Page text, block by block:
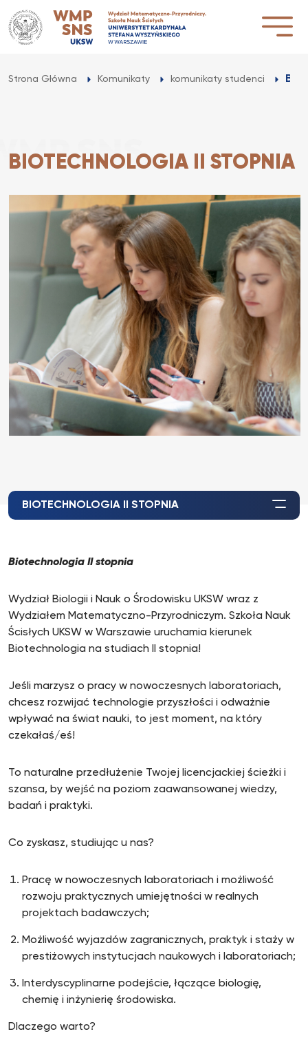
Przejdź
do
treści
Strona Główna Komunikaty komunikaty studenci
BIOTECHNOLOGIA II STOPNIA
BIOTECHNOLOGIA II STOPNIA
Biotechnologia II stopnia
Wydział Biologii i Nauk o Środowisku UKSW wraz z
Wydziałem Matematyczno-Przyrodniczym. Szkoła Nauk
Ścisłych UKSW w Warszawie uruchamia kierunek
Biotechnologia na studiach II stopnia!
Jeśli marzysz o pracy w nowoczesnych laboratoriach,
chcesz rozwijać technologie przyszłości i odważnie
wpływać na świat nauki, to jest moment, na który
czekałaś/eś!
To naturalne przedłużenie Twojej licencjackiej ścieżki i
szansa, by wejść na poziom zaawansowanej wiedzy,
badań i praktyki.
Co zyskasz, studiując u nas?
Pracę w nowoczesnych laboratoriach i możliwość
rozwoju praktycznych umiejętności w realnych
projektach badawczych;
Możliwość wyjazdów zagranicznych, praktyk i staży w
prestiżowych instytucjach naukowych i laboratoriach;
Interdyscyplinarne podejście, łączące biologię,
chemię i inżynierię środowiska.
Dlaczego warto?